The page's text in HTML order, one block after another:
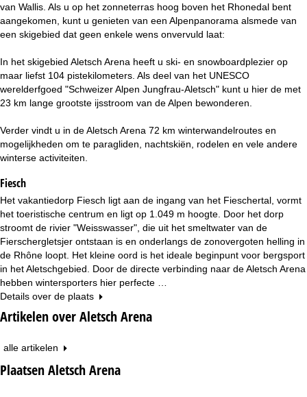
g
n
a
van Wallis. Als u op het zonneterras hoog boven het Rhonedal bent
aangekomen, kunt u genieten van een Alpenpanorama alsmede van
een skigebied dat geen enkele wens onvervuld laat:
In het skigebied Aletsch Arena heeft u ski- en snowboardplezier op
maar liefst 104 pistekilometers. Als deel van het UNESCO
werelderfgoed "Schweizer Alpen Jungfrau-Aletsch" kunt u hier de met
23 km lange grootste ijsstroom van de Alpen bewonderen.
Verder vindt u in de Aletsch Arena 72 km winterwandelroutes en
mogelijkheden om te paragliden, nachtskiën, rodelen en vele andere
winterse activiteiten.
Fiesch
Het vakantiedorp Fiesch ligt aan de ingang van het Fieschertal, vormt
het toeristische centrum en ligt op 1.049 m hoogte. Door het dorp
stroomt de rivier "Weisswasser", die uit het smeltwater van de
Fierschergletsjer ontstaan is en onderlangs de zonovergoten helling in
de Rhône loopt. Het kleine oord is het ideale beginpunt voor bergsport
in het Aletschgebied. Door de directe verbinding naar de Aletsch Arena
hebben wintersporters hier perfecte …
Details over de plaats
Artikelen over Aletsch Arena
alle artikelen
Plaatsen Aletsch Arena